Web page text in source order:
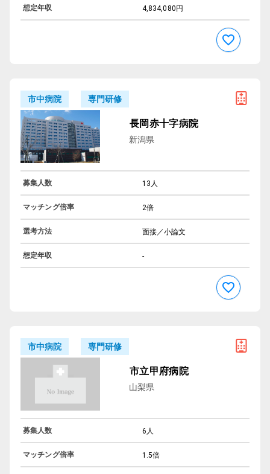
想定年収 4,834,080円
市中病院 専門研修
長岡赤十字病院
新潟県
募集人数 13人
マッチング倍率 2倍
選考方法 面接／小論文
想定年収 -
市中病院 専門研修
市立甲府病院
山梨県
募集人数 6人
マッチング倍率 1.5倍